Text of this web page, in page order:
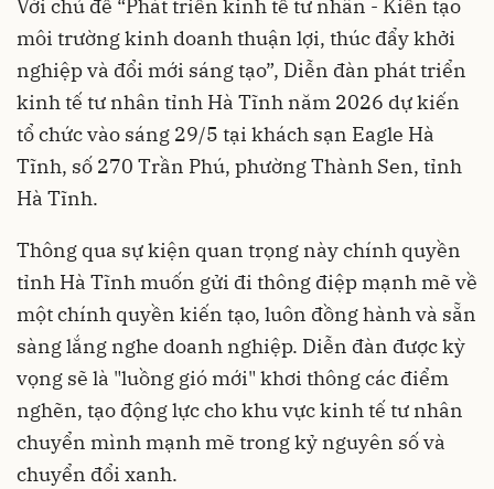
Với chủ đề “Phát triển kinh tế tư nhân - Kiến tạo
môi trường kinh doanh thuận lợi, thúc đẩy khởi
nghiệp và đổi mới sáng tạo”, Diễn đàn phát triển
kinh tế tư nhân tỉnh Hà Tĩnh năm 2026 dự kiến
tổ chức vào sáng 29/5 tại khách sạn Eagle Hà
Tĩnh, số 270 Trần Phú, phường Thành Sen, tỉnh
Hà Tĩnh.
Thông qua sự kiện quan trọng này chính quyền
tỉnh Hà Tĩnh muốn gửi đi thông điệp mạnh mẽ về
một chính quyền kiến tạo, luôn đồng hành và sẵn
sàng lắng nghe doanh nghiệp. Diễn đàn được kỳ
vọng sẽ là "luồng gió mới" khơi thông các điểm
nghẽn, tạo động lực cho khu vực kinh tế tư nhân
chuyển mình mạnh mẽ trong kỷ nguyên số và
chuyển đổi xanh.